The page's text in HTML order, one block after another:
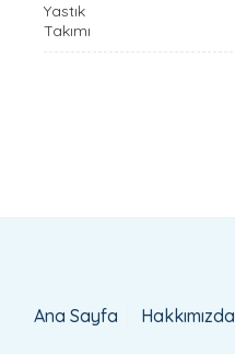
Ana Sayfa Hakkımızda